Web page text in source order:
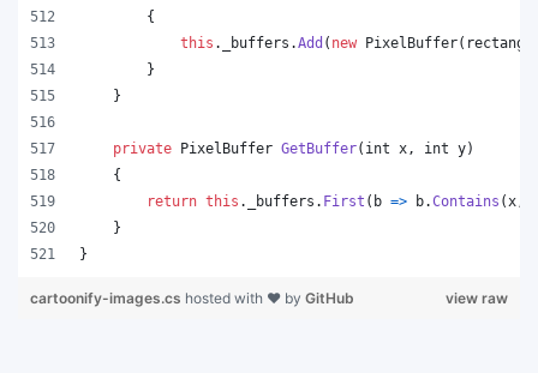
{
this . _buffers .Add ( new PixelBuffer(
}
}
private PixelBuffer GetBuffer( int x , int y)
{
return this . _buffers . First ( b => b.Contains ( x
}
}
view raw
cartoonify-images.cs hosted with ❤ by GitHub